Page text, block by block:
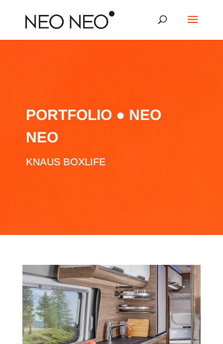
PORTFOLIO ● NEO
NEO
KNAUS BOXLIFE